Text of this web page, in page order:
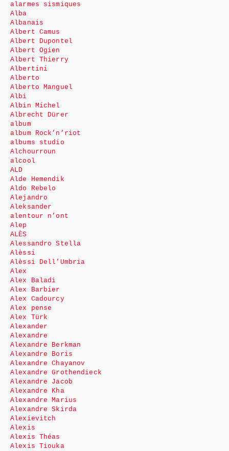
alarmes sismiques
Alba
Albanais
Albert Camus
Albert Dupontel
Albert Ogien
Albert Thierry
Albertini
Alberto
Alberto Manguel
Albi
Albin Michel
Albrecht Dürer
album
album Rock’n’riot
albums studio
Alchourroun
alcool
ALD
Alde Hemendik
Aldo Rebelo
Alejandro
Aleksander
alentour n’ont
Alep
ALÈS
Alessandro Stella
Alèssi
Alèssi Dell’Umbria
Alex
Alex Baladi
Alex Barbier
Alex Cadourcy
Alex pense
Alex Türk
Alexander
Alexandre
Alexandre Berkman
Alexandre Boris
Alexandre Chayanov
Alexandre Grothendieck
Alexandre Jacob
Alexandre Kha
Alexandre Marius
Alexandre Skirda
Alexievitch
Alexis
Alexis Théas
Alexis Tiouka